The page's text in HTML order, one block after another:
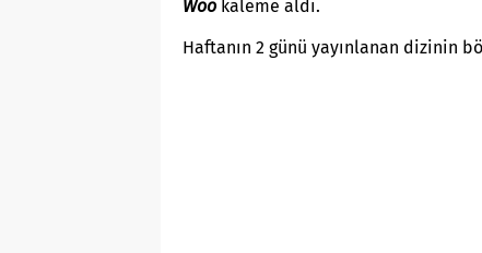
Woo kaleme aldı.
Haftanın 2 günü yayınlanan dizinin